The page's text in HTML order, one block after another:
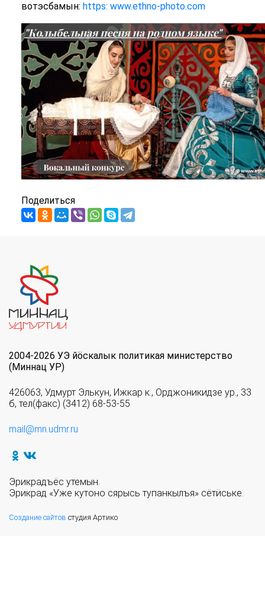
вотэсбамын: https: www.ethno-photo.com
Поделиться
2004-2026 УЭ йöскалык политикая министерство
(Миннац УР)
426063, Удмурт Элькун, Ижкар к., Орджоникидзе ур., 33
б, тел(факс) (3412) 68-53-55
mail@mn.udmr.ru
Эрикрадъёс утемын.
Эрикрад «Уже кутоно сярысь тупанкылъя» сётӥське.
Создание сайтов студия Артико